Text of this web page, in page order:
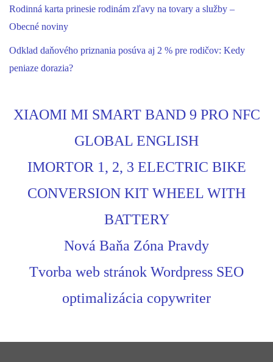
Rodinná karta prinesie rodinám zľavy na tovary a služby –
Obecné noviny
Odklad daňového priznania posúva aj 2 % pre rodičov: Kedy
peniaze dorazia?
XIAOMI MI SMART BAND 9 PRO NFC
GLOBAL ENGLISH
IMORTOR 1, 2, 3 ELECTRIC BIKE
CONVERSION KIT WHEEL WITH
BATTERY
Nová Baňa Zóna Pravdy
Tvorba web stránok Wordpress SEO
optimalizácia copywriter